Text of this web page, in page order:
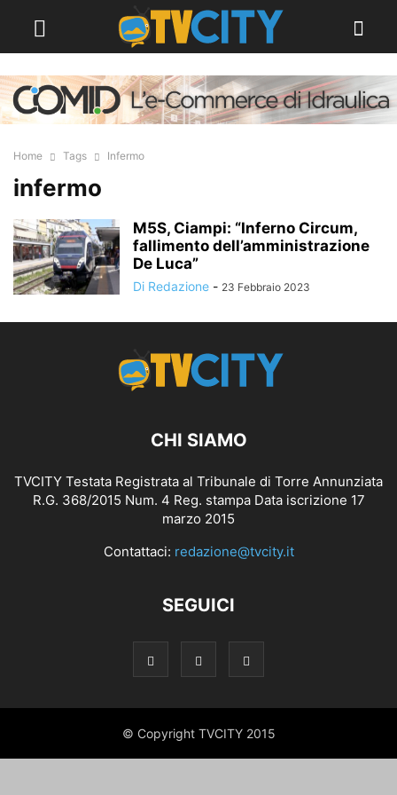
Home Tags Infermo
infermo
M5S, Ciampi: “Inferno Circum,
fallimento dell’amministrazione
De Luca”
Di Redazione - 23 Febbraio 2023
CHI SIAMO
TVCITY Testata Registrata al Tribunale di Torre Annunziata
R.G. 368/2015 Num. 4 Reg. stampa Data iscrizione 17
marzo 2015
Contattaci: redazione@tvcity.it
SEGUICI
© Copyright TVCITY 2015